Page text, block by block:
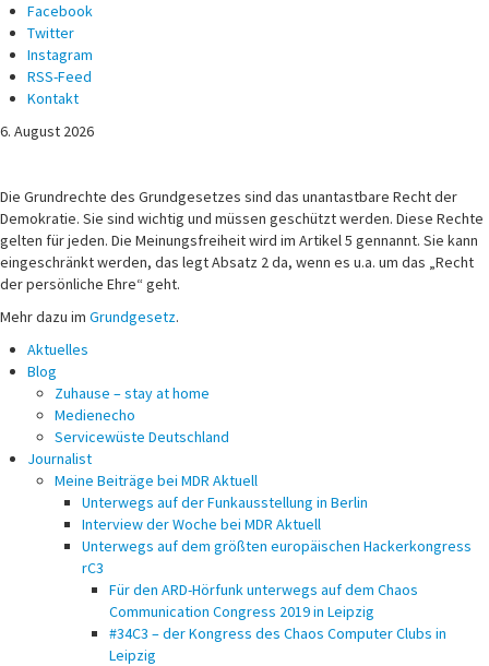
Facebook
Twitter
Instagram
RSS-Feed
Kontakt
6. August 2026
Michael Voß
Journalist und Christ
Die Grundrechte des Grundgesetzes sind das unantastbare Recht der
Demokratie. Sie sind wichtig und müssen geschützt werden. Diese Rechte
gelten für jeden. Die Meinungsfreiheit wird im Artikel 5 gennannt. Sie kann
eingeschränkt werden, das legt Absatz 2 da, wenn es u.a. um das „Recht
der persönliche Ehre“ geht.
Mehr dazu im Grundgesetz.
Aktuelles
Blog
Zuhause – stay at home
Medienecho
Servicewüste Deutschland
Journalist
Meine Beiträge bei MDR Aktuell
Unterwegs auf der Funkausstellung in Berlin
Interview der Woche bei MDR Aktuell
Unterwegs auf dem größten europäischen Hackerkongress
rC3
Für den ARD-Hörfunk unterwegs auf dem Chaos
Communication Congress 2019 in Leipzig
#34C3 – der Kongress des Chaos Computer Clubs in
Leipzig